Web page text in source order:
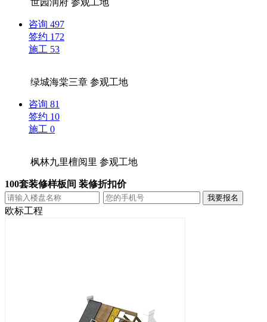
世园润府参观工地
咨询 497
签约 172
施工 53
绿城海棠三章参观工地
咨询 81
签约 10
施工 0
枫林九里檀阅里参观工地
100套装修样板间 装修折扣价
欧标工程